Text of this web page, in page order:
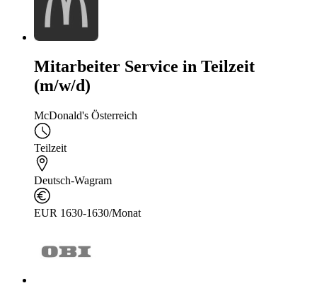
Mitarbeiter Service in Teilzeit
(m/w/d)
McDonald's Österreich
Teilzeit
Deutsch-Wagram
EUR 1630-1630/Monat